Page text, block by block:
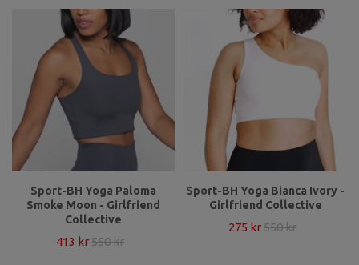
Sport-BH Yoga Paloma
Smoke Moon - Girlfriend
Collective
413 kr 550 kr
Sport-BH Yoga Bianca Ivory -
Girlfriend Collective
275 kr550 kr